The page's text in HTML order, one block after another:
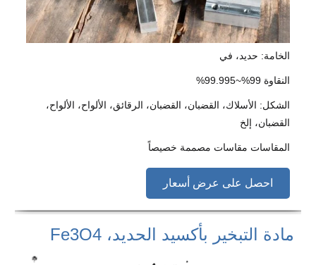
الخامة: حديد، في
النقاوة 99%~99.995%
الشكل: الأسلاك، القضبان، القضبان، الرقائق، الألواح، الألواح،
القضبان، إلخ
المقاسات مقاسات مصممة خصيصاً
احصل على عرض أسعار
مادة التبخير بأكسيد الحديد، Fe3O4